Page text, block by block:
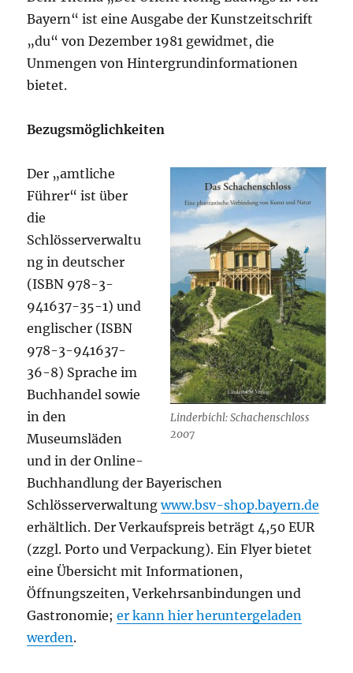
Bayern“ ist eine Ausgabe der Kunstzeitschrift
„du“ von Dezember 1981 gewidmet, die
Unmengen von Hintergrundinformationen
bietet.
Bezugsmöglichkeiten
Linderbichl: Schachenschloss
2007
Der „amtliche
Führer“ ist über
die
Schlösserverwaltu
ng in deutscher
(ISBN 978-3-
941637-35-1) und
englischer (ISBN
978-3-941637-
36-8) Sprache im
Buchhandel sowie
in den
Museumsläden
und in der Online-
Buchhandlung der Bayerischen
Schlösserverwaltungwww.bsv-shop.bayern.de
erhältlich. Der Verkaufspreis beträgt 4,50 EUR
(zzgl. Porto und Verpackung). Ein Flyer bietet
eine Übersicht mit Informationen,
Öffnungszeiten, Verkehrsanbindungen und
Gastronomie;er kann hier heruntergeladen
werden.